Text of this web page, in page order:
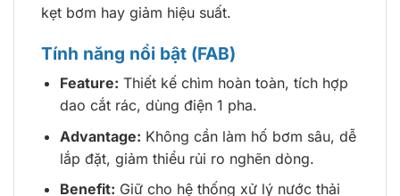
kẹt bơm hay giảm hiệu suất.
Tính năng nổi bật (FAB)
Feature: Thiết kế chìm hoàn toàn, tích hợp
dao cắt rác, dùng điện 1 pha.
Advantage: Không cần làm hố bơm sâu, dễ
lắp đặt, giảm thiểu rủi ro nghẽn dòng.
Benefit: Giữ cho hệ thống xử lý nước thải